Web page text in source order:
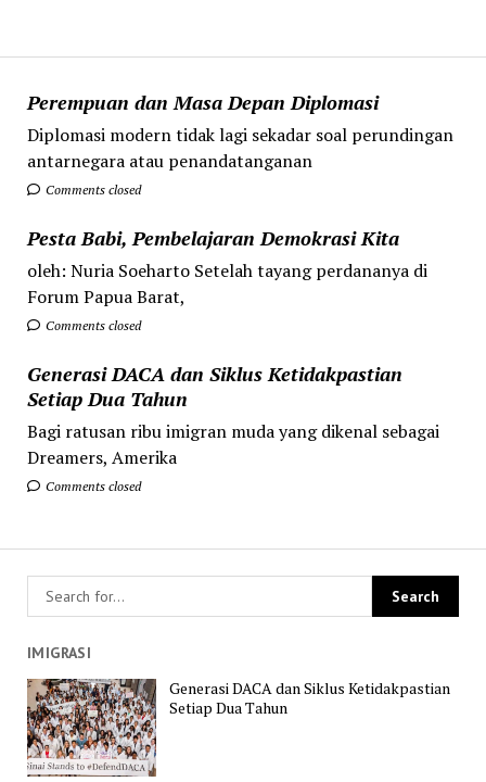
Perempuan dan Masa Depan Diplomasi
Diplomasi modern tidak lagi sekadar soal perundingan
antarnegara atau penandatanganan
Comments closed
Pesta Babi, Pembelajaran Demokrasi Kita
oleh: Nuria Soeharto Setelah tayang perdananya di
Forum Papua Barat,
Comments closed
Generasi DACA dan Siklus Ketidakpastian
Setiap Dua Tahun
Bagi ratusan ribu imigran muda yang dikenal sebagai
Dreamers, Amerika
Comments closed
IMIGRASI
Generasi DACA dan Siklus Ketidakpastian
Setiap Dua Tahun